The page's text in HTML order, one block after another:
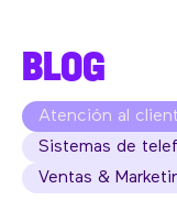
BLOG
Atención al
Sistemas de
Ventas &